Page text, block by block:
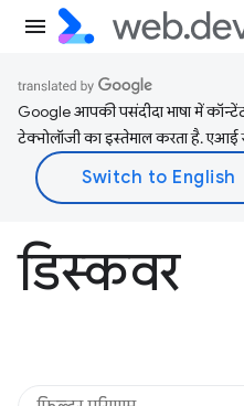
Google आपकी पसंदीदा भाषा में
टेक्नोलॉजी का इस्तेमाल करता है. एआई
डिस्कवर